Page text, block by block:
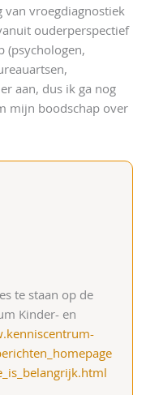
van vroegdiagnostiek
ouderperspectief
(psychologen,
aan, dus ik ga nog
mijn boodschap over
te staan op de
Kinder- en